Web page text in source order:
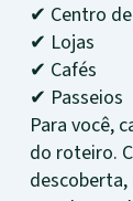
✔ Centro
✔ Lojas
✔ Cafés
✔ Passeios
Para você,
do roteiro.